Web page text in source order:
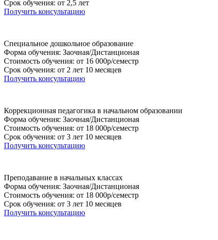
Срок обучения: от 2,5 лет
Получить консультацию
Специальное дошкольное образование
Форма обучения: Заочная/Дистанционая
Стоимость обучения: от 16 000р/семестр
Срок обучения: от 2 лет 10 месяцев
Получить консультацию
Коррекционная педагогика в начальном образовании
Форма обучения: Заочная/Дистанционая
Стоимость обучения: от 18 000р/семестр
Срок обучения: от 3 лет 10 месяцев
Получить консультацию
Преподавание в начальных классах
Форма обучения: Заочная/Дистанционая
Стоимость обучения: от 18 000р/семестр
Срок обучения: от 3 лет 10 месяцев
Получить консультацию